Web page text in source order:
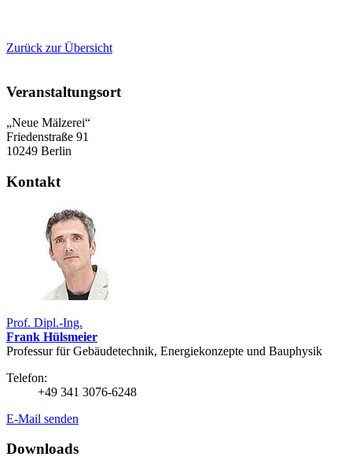
Zurück zur Übersicht
Veranstaltungsort
„Neue Mälzerei“
Friedenstraße 91
10249 Berlin
Kontakt
Prof. Dipl.-Ing.
Frank Hülsmeier
Professur für Gebäudetechnik, Energiekonzepte und Bauphysik
Telefon:
+49 341 3076-6248
E-Mail senden
Downloads